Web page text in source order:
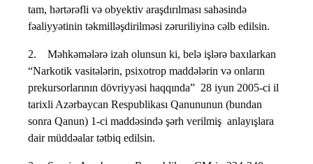
tam, hərtərəfli və obyektiv araşdırılması sahəsində
fəaliyyətinin təkmilləşdirilməsi zəruriliyinə cəlb edilsin.
2. Məhkəmələrə izah olunsun ki, belə işlərə baxılarkan
“Narkotik vasitələrin, psixotrop maddələrin və onların
prekursorlarının dövriyyəsi haqqında” 28 iyun 2005-ci il
tarixli Azərbaycan Respublikası Qanununun (bundan
sonra Qanun) 1-ci maddəsində şərh verilmiş anlayışlara
dair müddəalar tətbiq edilsin.